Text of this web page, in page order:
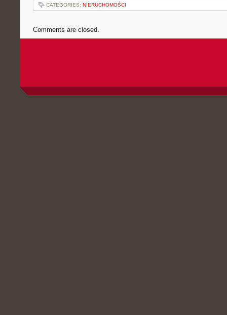
CATEGORIES: NIERUCHOMOŚCI
Comments are closed.